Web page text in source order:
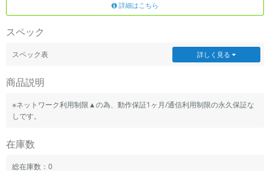
詳細はこちら
スペック
スペック表 詳しく見る
商品説明
※ネットワーク利用制限▲の為、動作保証1ヶ月/通信利用制限の永久保証な
しです。
在庫数
総在庫数：0
メモリ
モニタサイズ
価格